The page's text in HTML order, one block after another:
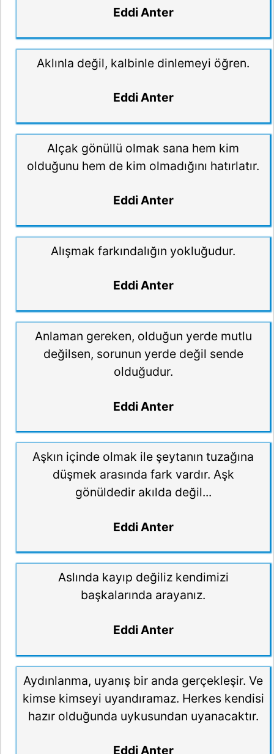
Eddi Anter
Aklınla değil, kalbinle dinlemeyi öğren.
Eddi Anter
Alçak gönüllü olmak sana hem kim
olduğunu hem de kim olmadığını hatırlatır.
Eddi Anter
Alışmak farkındalığın yokluğudur.
Eddi Anter
Anlaman gereken, olduğun yerde mutlu
değilsen, sorunun yerde değil sende
olduğudur.
Eddi Anter
Aşkın içinde olmak ile şeytanın tuzağına
düşmek arasında fark vardır. Aşk
gönüldedir akılda değil...
Eddi Anter
Aslında kayıp değiliz kendimizi
başkalarında arayanız.
Eddi Anter
Aydınlanma, uyanış bir anda gerçekleşir. Ve
kimse kimseyi uyandıramaz. Herkes kendisi
hazır olduğunda uykusundan uyanacaktır.
Eddi Anter